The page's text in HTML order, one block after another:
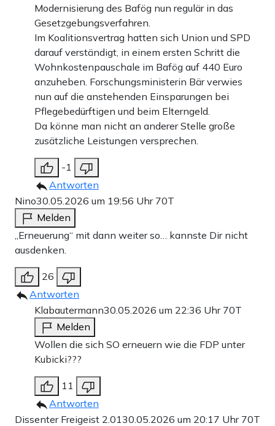
Modernisierung des Bafög nun regulär in das
Gesetzgebungsverfahren.
Im Koalitionsvertrag hatten sich Union und SPD
darauf verständigt, in einem ersten Schritt die
Wohnkostenpauschale im Bafög auf 440 Euro
anzuheben. Forschungsministerin Bär verwies
nun auf die anstehenden Einsparungen bei
Pflegebedürftigen und beim Elterngeld.
Da könne man nicht an anderer Stelle große
zusätzliche Leistungen versprechen.
-1
Antworten
Nino30.05.2026 um 19:56 Uhr 70T
Melden
„Erneuerung“ mit dann weiter so… kannste Dir nicht
ausdenken.
26
Antworten
Klabautermann30.05.2026 um 22:36 Uhr 70T
Melden
Wollen die sich SO erneuern wie die FDP unter
Kubicki???
11
Antworten
Dissenter Freigeist 2.0130.05.2026 um 20:17 Uhr 70T